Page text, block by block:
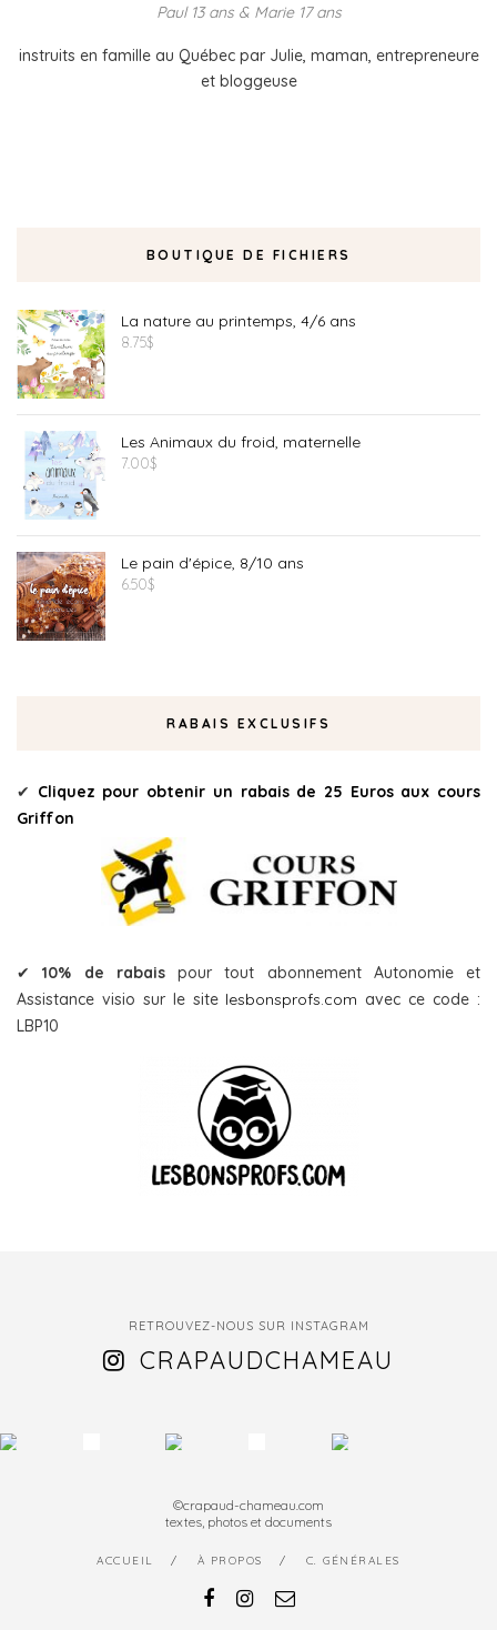
Paul 13 ans & Marie 17 ans
instruits en famille au Québec par Julie, maman, entrepreneure
et bloggeuse
BOUTIQUE DE FICHIERS
La nature au printemps, 4/6 ans
8.75$
Les Animaux du froid, maternelle
7.00$
Le pain d'épice, 8/10 ans
6.50$
RABAIS EXCLUSIFS
✔ Cliquez pour obtenir un rabais de 25 Euros aux cours
Griffon
✔10% de rabaispour tout abonnement Autonomie et
Assistance visio sur le site lesbonsprofs.com avec ce code :
LBP10
RETROUVEZ-NOUS SUR INSTAGRAM
CRAPAUDCHAMEAU
©crapaud-chameau.com
textes, photos et documents
ACCUEIL À PROPOS C. GÉNÉRALES